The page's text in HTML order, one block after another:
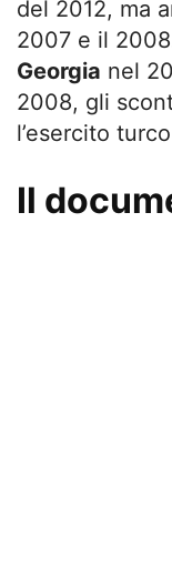
del 2012, ma
2007 e il
Georgia nel
2008, gli
l’esercito
Il